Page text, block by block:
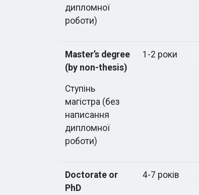
дипломної
роботи)
Master’s degree
(by non-thesis)
Ступінь
магістра (без
написання
дипломної
роботи)
1-2 роки
Doctorate or
PhD
4-7 років